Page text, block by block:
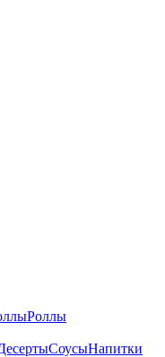
Роллы
СоусыНапитки